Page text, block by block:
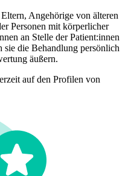
Angehörige von älteren
Personen mit körperlicher
an Stelle der Patient:innen
die Behandlung persönlich
äußern.
auf den Profilen von